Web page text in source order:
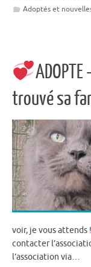
Adoptés et
trouvé sa
voir, je vous attends !
contacter
l’association via…